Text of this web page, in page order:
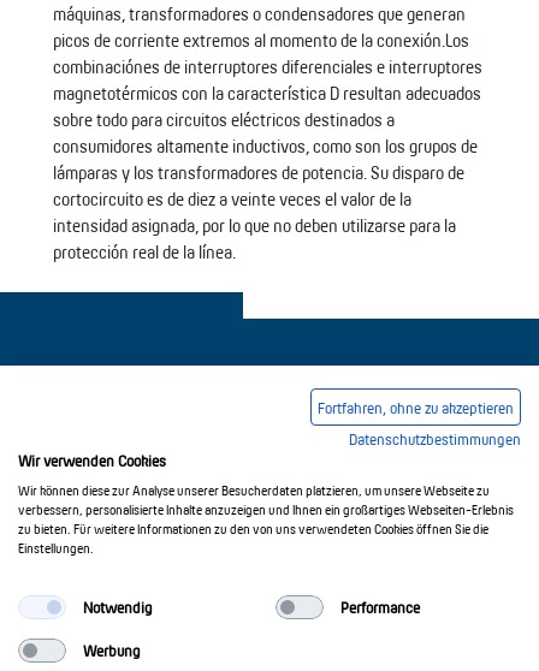
máquinas, transformadores o condensadores que generan
picos de corriente extremos al momento de la conexión.Los
combinaciónes de interruptores diferenciales e interruptores
magnetotérmicos con la característica D resultan adecuados
sobre todo para circuitos eléctricos destinados a
consumidores altamente inductivos, como son los grupos de
lámparas y los transformadores de potencia. Su disparo de
cortocircuito es de diez a veinte veces el valor de la
intensidad asignada, por lo que no deben utilizarse para la
protección real de la línea.
Condiciones comerciales generales
Política de privacidad
© 2017-2026 Doepke Schaltgeräte GmbH
Fortfahren, ohne zu akzeptieren
Datenschutzbestimmungen
Wir verwenden Cookies
Wir können diese zur Analyse unserer Besucherdaten platzieren, um unsere Webseite zu
verbessern, personalisierte Inhalte anzuzeigen und Ihnen ein großartiges Webseiten-Erlebnis
zu bieten. Für weitere Informationen zu den von uns verwendeten Cookies öffnen Sie die
Einstellungen.
Notwendig Performance
Werbung